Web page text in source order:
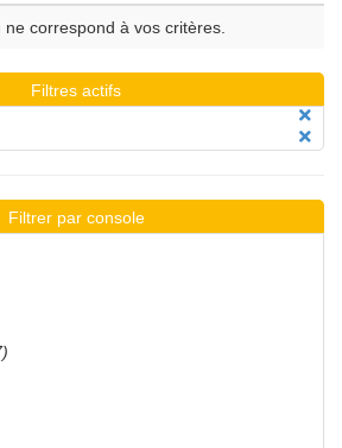
ne correspond à vos critères.
Filtres actifs
Filtrer par console